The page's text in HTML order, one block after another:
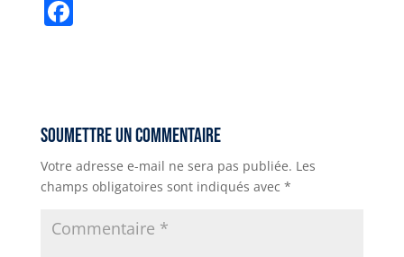
it
r p
p
n
k
g
e
r
m
F
b
o
o
Soumettre un commentaire
Votre adresse e-mail ne sera pas publiée. Les
champs obligatoires sont indiqués avec *